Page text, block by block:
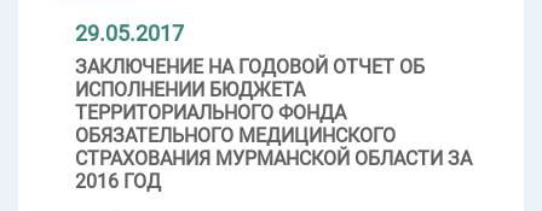
29.05.2017
ЗАКЛЮЧЕНИЕ НА ГОДОВОЙ ОТЧЕТ ОБ
ИСПОЛНЕНИИ БЮДЖЕТА
ТЕРРИТОРИАЛЬНОГО ФОНДА
ОБЯЗАТЕЛЬНОГО МЕДИЦИНСКОГО
СТРАХОВАНИЯ МУРМАНСКОЙ ОБЛАСТИ ЗА
2016 ГОД